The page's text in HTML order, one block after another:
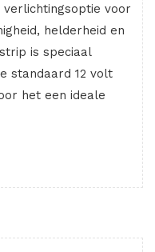
voor
helderheid en
is speciaal
standaard 12 volt
het een ideale